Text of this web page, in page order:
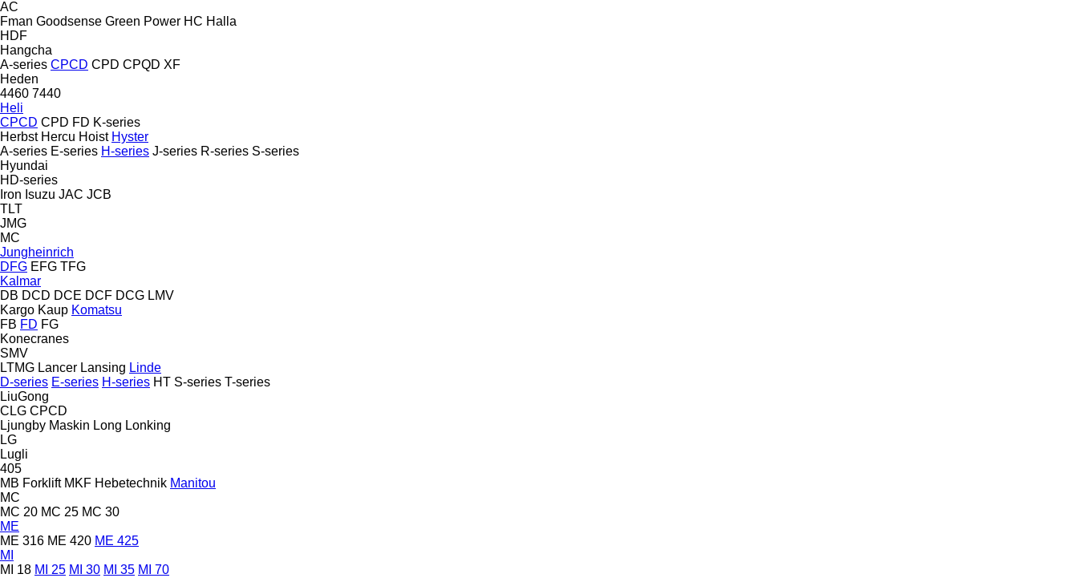
AC
Fman Goodsense Green Power HC Halla
HDF
Hangcha
A-series CPCD CPD CPQD XF
Heden
4460 7440
Heli
CPCD CPD FD K-series
Herbst Hercu Hoist Hyster
A-series E-series H-series J-series R-series S-series
Hyundai
HD-series
Iron Isuzu JAC JCB
TLT
JMG
MC
Jungheinrich
DFG EFG TFG
Kalmar
DB DCD DCE DCF DCG LMV
Kargo Kaup Komatsu
FB FD FG
Konecranes
SMV
LTMG Lancer Lansing Linde
D-series E-series H-series HT S-series T-series
LiuGong
CLG CPCD
Ljungby Maskin Long Lonking
LG
Lugli
405
MB Forklift MKF Hebetechnik Manitou
MC
MC 20 MC 25 MC 30
ME
ME 316 ME 420 ME 425
MI
MI 18 MI 25 MI 30 MI 35 MI 70